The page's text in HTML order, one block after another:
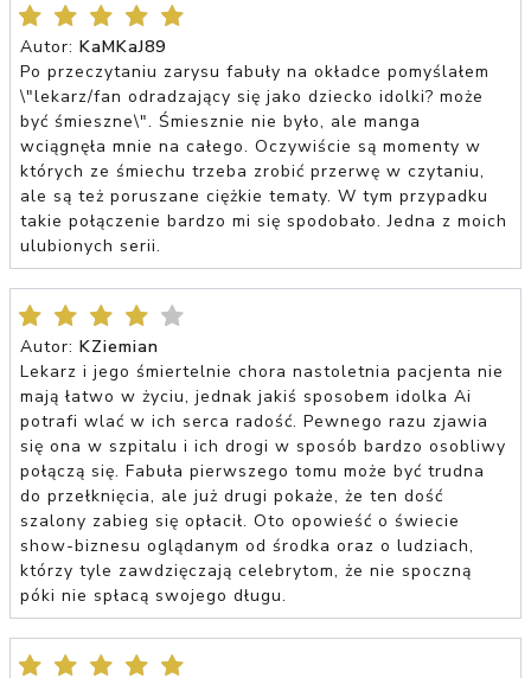
Autor: KaMKaJ89
Po przeczytaniu zarysu fabuły na okładce pomyślałem
\"lekarz/fan odradzający się jako dziecko idolki? może
być śmieszne\". Śmiesznie nie było, ale manga
wciągnęła mnie na całego. Oczywiście są momenty w
których ze śmiechu trzeba zrobić przerwę w czytaniu,
ale są też poruszane ciężkie tematy. W tym przypadku
takie połączenie bardzo mi się spodobało. Jedna z moich
ulubionych serii.
Autor: KZiemian
Lekarz i jego śmiertelnie chora nastoletnia pacjenta nie
mają łatwo w życiu, jednak jakiś sposobem idolka Ai
potrafi wlać w ich serca radość. Pewnego razu zjawia
się ona w szpitalu i ich drogi w sposób bardzo osobliwy
połączą się. Fabuła pierwszego tomu może być trudna
do przełknięcia, ale już drugi pokaże, że ten dość
szalony zabieg się opłacił. Oto opowieść o świecie
show-biznesu oglądanym od środka oraz o ludziach,
którzy tyle zawdzięczają celebrytom, że nie spoczną
póki nie spłacą swojego długu.